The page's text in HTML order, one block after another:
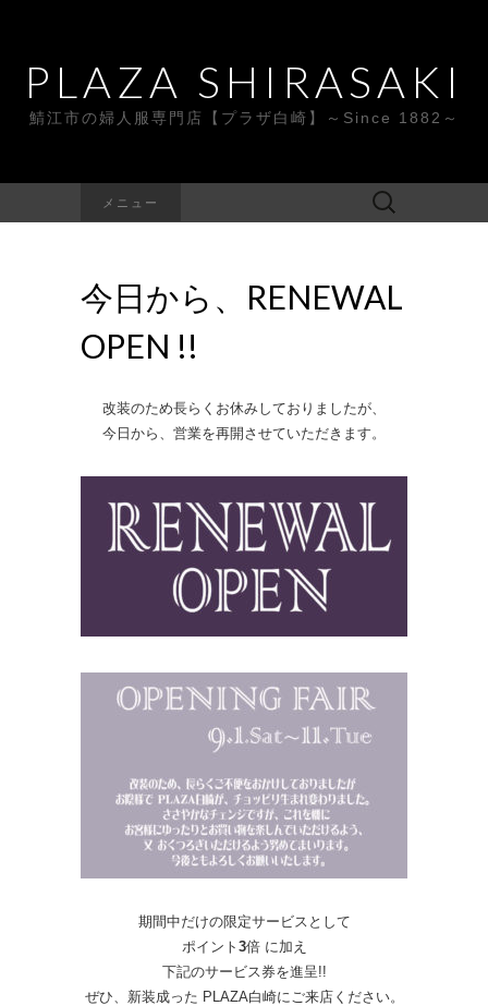
PLAZA SHIRASAKI
鯖江市の婦人服専門店【プラザ白崎】～Since 1882～
メニュー
検
索:
今日から、RENEWAL
OPEN !!
改装のため長らくお休みしておりましたが、
今日から、営業を再開させていただきます。
期間中だけの限定サービスとして
ポイント 3倍 に加え
下記のサービス券を進呈!!
ぜひ、新装成った PLAZA白崎にご来店ください。